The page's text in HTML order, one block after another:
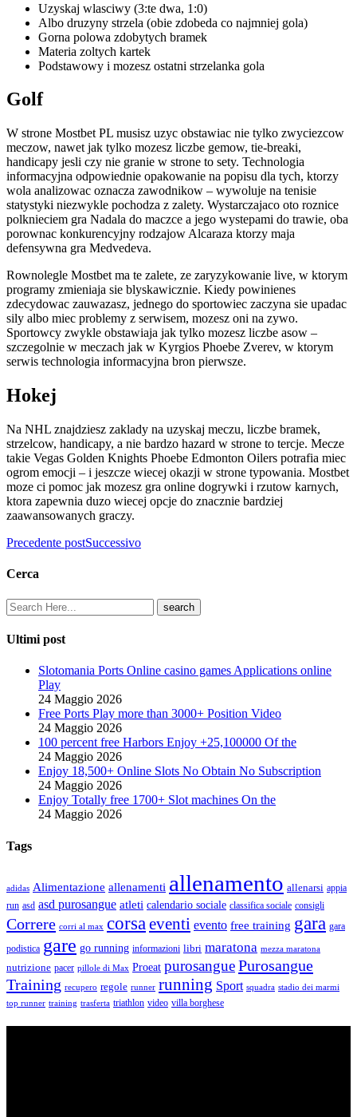
Uzyskaj wlasciwy (3:te dwa, 1:0)
Albo druzyny strzela (obie zdobeda co najmniej gola)
Gorna polowa zdobytych bramek
Materia zoltych kartek
Podstawowy i mozesz ostatni strzelanka gola
Golf
W strone Mostbet PL musisz uzyc obstawiac nie tylko zwyciezcow
meczow, nawet jak tylko mozesz liczbe gemow, tie-breaki,
handicapy jesli czy nie granie w strone to sety. Technologia
informacyjna odpowiednie opakowanie na popisu dla tych, ktorzy
wola analizowac oznacza zawodnikow – wywoluje na tenisie
statystyki niezwykle pochodza z zalety. Wystarczajaco oto roznice
polknieciem gra Nadala do maczce a jego wystepami do trawie, oba
porownac konkurencyjny rodzajow Alcaraza ktorzy maja
defensywna gra Medvedeva.
Rownolegle Mostbet ma te zalete, ze zaryzykowanie live, w ktorym
programy zmieniaja sie blyskawicznie. Kiedy powinienes
zdecydowac zauwazasz, jednego do sportowiec zaczyna sie upadac
sily albo miec problemy z serwisem, mozesz oni na zywo.
Sportowcy zwykle obstawiaja jak tylko mozesz liczbe asow –
szczegolnie w meczach jak w Kyrgios Phoebe Zverev, w ktorym
serwis technologia informacyjna bron pierwsze.
Hokej
Na NHL znajdziesz zaklady na uzyskaj meczu, liczbe bramek,
strzelcow, handicapy, a nie bardzo hazard w strone to tercje. Mecze
takie Vegas Golden Knights Phoebe Edmonton Oilers potrafia miec
ogrom emocji – i jeszcze wiecej okazji w strone typowania. Mostbet
moze ci pomoc jak mozesz gra online dogrywki i rzutow karnych,
ktora zapewnia duzo wiecej opcje do znacznie bardziej
zaawansowanych graczy.
Precedente postSuccessivo
Cerca
Ultimi post
Slotomania Ports Online casino games Applications online
Play
24 Maggio 2026
Free Ports Play more than 3000+ Position Video
24 Maggio 2026
100 percent free Harbors Enjoy +25,100000 Of the
24 Maggio 2026
Enjoy 18,500+ Online Slots No Obtain No Subscription
24 Maggio 2026
Enjoy Totally free 1700+ Slot machines On the
24 Maggio 2026
Tags
adidas Alimentazione allenamenti allenamento allenarsi appia
run asd asd purosangue atleti calendario sociale classifica sociale consigli
Correre corri al max corsa eventi evento free training gara gara
podistica gare go running informazioni libri maratona mezza maratona
nutrizione pacer pillole di Max Proeat purosanguePurosangue
Training recupero regole runner running Sport squadra stadio dei marmi
top runner training trasferta triathlon video villa borghese